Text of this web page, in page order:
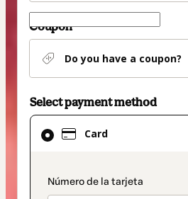
Coupon
Do you have a coupon?
Select payment method
Card
Card
selected
method